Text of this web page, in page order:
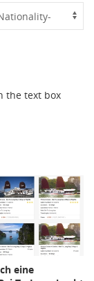
the text box
eine